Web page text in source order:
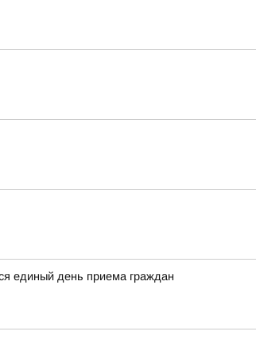
единый день приема граждан